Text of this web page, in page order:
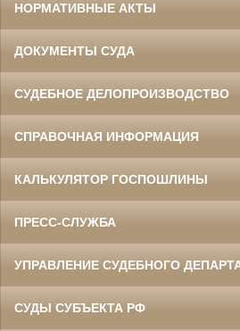
НОРМАТИВНЫЕ АКТЫ
ДОКУМЕНТЫ СУДА
СУДЕБНОЕ ДЕЛОПРОИЗВОДСТВО
СПРАВОЧНАЯ ИНФОРМАЦИЯ
КАЛЬКУЛЯТОР ГОСПОШЛИНЫ
ПРЕСС-СЛУЖБА
УПРАВЛЕНИЕ СУДЕБНОГО
СУДЫ СУБЪЕКТА РФ